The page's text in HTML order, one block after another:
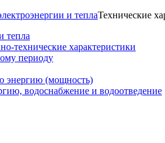
и теплаТехнические
тепла
технические характеристики
периоду
энергию (мощность)
водоснабжение и водоотведение